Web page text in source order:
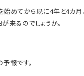
始めてから既に4年と4カ月
来るのでしょうか。
報です。